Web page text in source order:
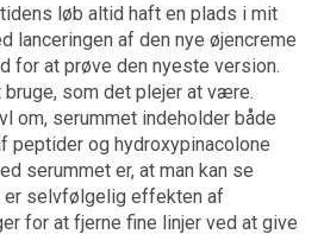
løb altid haft en plads i mit
lanceringen af den nye øjencreme
for at prøve den nyeste version.
som det plejer at være.
om, serummet indeholder både
peptider og hydroxypinacolone
serummet er, at man kan se
er selvfølgelig effekten af
for at fjerne fine linjer ved at give